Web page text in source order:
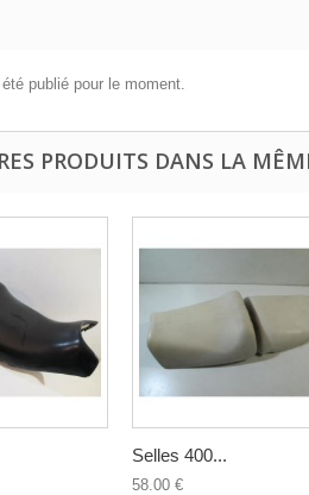
publié pour le moment.
PRODUITS DANS LA
Selles 400...
58.00 €